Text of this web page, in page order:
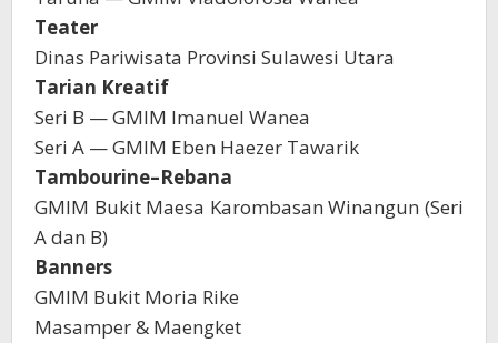
Teater
Dinas Pariwisata Provinsi Sulawesi Utara
Tarian Kreatif
Seri B — GMIM Imanuel Wanea
Seri A — GMIM Eben Haezer Tawarik
Tambourine–Rebana
GMIM Bukit Maesa Karombasan Winangun (Seri
A dan B)
Banners
GMIM Bukit Moria Rike
Masamper & Maengket